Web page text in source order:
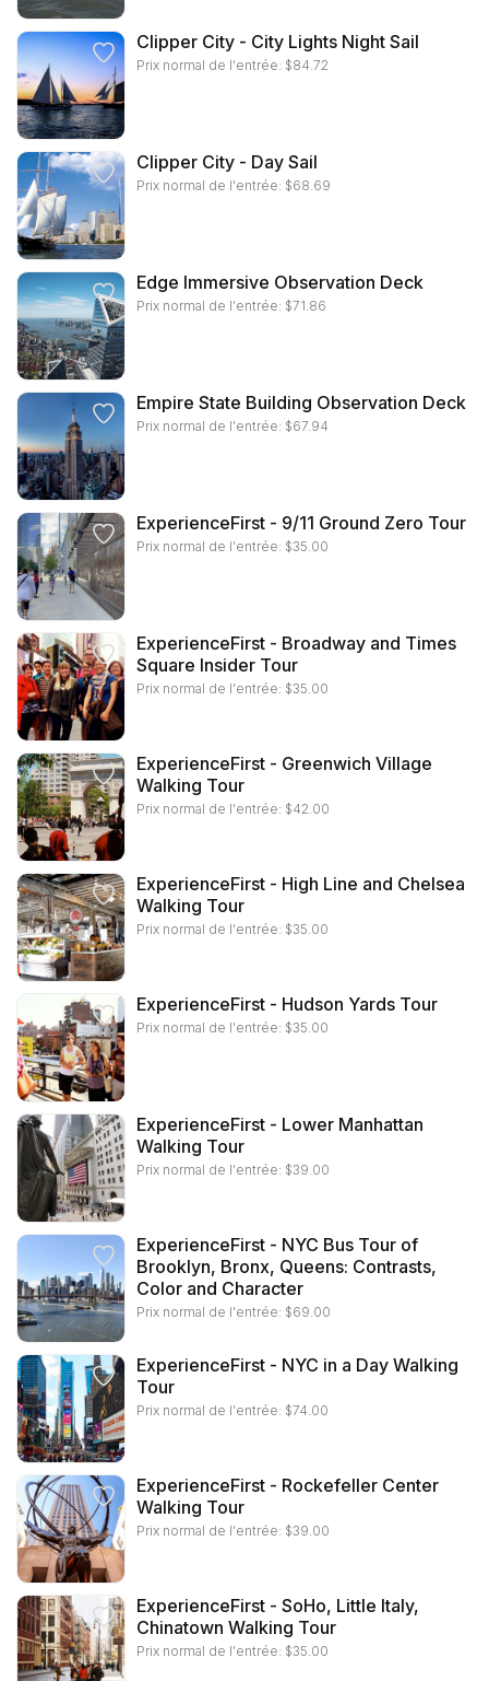
Clipper City - City Lights Night Sail
Prix normal de l'entrée: $84.72
Clipper City - Day Sail
Prix normal de l'entrée: $68.69
Edge Immersive Observation Deck
Prix normal de l'entrée: $71.86
Empire State Building Observation Deck
Prix normal de l'entrée: $67.94
ExperienceFirst - 9/11 Ground Zero Tour
Prix normal de l'entrée: $35.00
ExperienceFirst - Broadway and Times
Square Insider Tour
Prix normal de l'entrée: $35.00
ExperienceFirst - Greenwich Village
Walking Tour
Prix normal de l'entrée: $42.00
ExperienceFirst - High Line and Chelsea
Walking Tour
Prix normal de l'entrée: $35.00
ExperienceFirst - Hudson Yards Tour
Prix normal de l'entrée: $35.00
ExperienceFirst - Lower Manhattan
Walking Tour
Prix normal de l'entrée: $39.00
ExperienceFirst - NYC Bus Tour of
Brooklyn, Bronx, Queens: Contrasts,
Color and Character
Prix normal de l'entrée: $69.00
ExperienceFirst - NYC in a Day Walking
Tour
Prix normal de l'entrée: $74.00
ExperienceFirst - Rockefeller Center
Walking Tour
Prix normal de l'entrée: $39.00
ExperienceFirst - SoHo, Little Italy,
Chinatown Walking Tour
Prix normal de l'entrée: $35.00